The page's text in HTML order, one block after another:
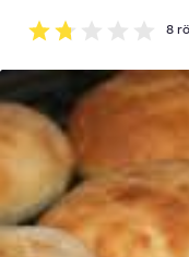
Betyg: 1.75 av 5
8